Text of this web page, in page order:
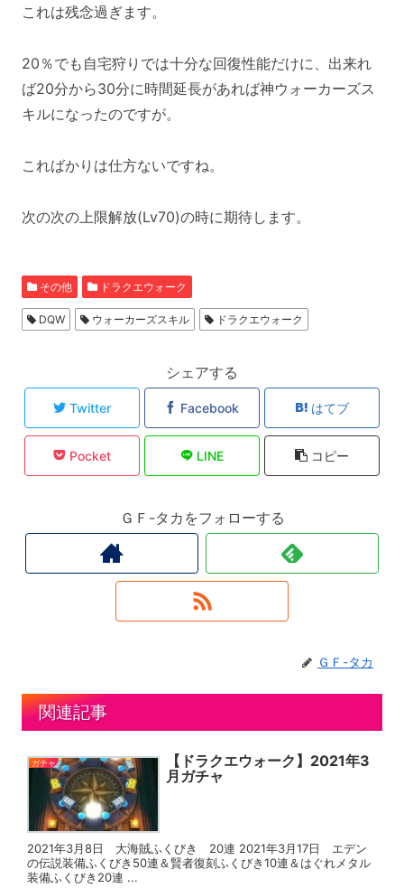
これは残念過ぎます。
20％でも自宅狩りでは十分な回復性能だけに、出来れ
ば20分から30分に時間延長があれば神ウォーカーズス
キルになったのですが。
こればかりは仕方ないですね。
次の次の上限解放(Lv70)の時に期待します。
その他 ドラクエウォーク
DQW ウォーカーズスキル ドラクエウォーク
シェアする
Twitter Facebook はてブ
Pocket LINE コピー
ＧＦ-タカをフォローする
ＧＦ-タカ
関連記事
ガチャ
【ドラクエウォーク】2021年3
月ガチャ
2021年3月8日 大海賊ふくびき 20連 2021年3月17日 エデン
の伝説装備ふくびき50連＆賢者復刻ふくびき10連＆はぐれメタル
装備ふくびき20連 ...